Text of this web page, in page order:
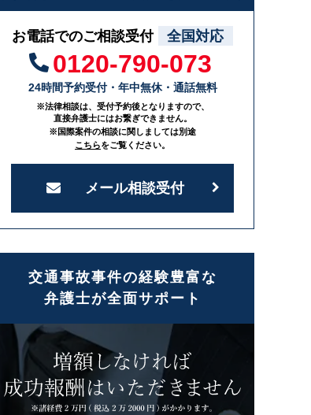
お電話でのご相談受付 全国対応
0120-790-073
24時間予約受付・年中無休・通話無料
※法律相談は、受付予約後となりますので、
直接弁護士にはお繋ぎできません。
※国際案件の相談に関しましては別途
こちらをご覧ください。
メール相談受付
交通事故事件の経験豊富な
弁護士が全面サポート